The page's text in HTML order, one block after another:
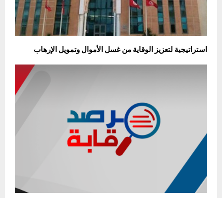
استراتيجية لتعزيز الوقاية من غسل الأموال وتمويل الإرهاب